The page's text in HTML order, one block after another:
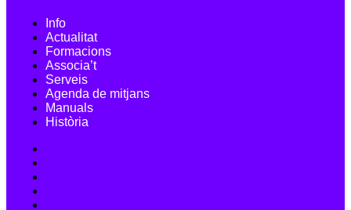
Info
Actualitat
Formacions
Associa’t
Serveis
Agenda de mitjans
Manuals
Història